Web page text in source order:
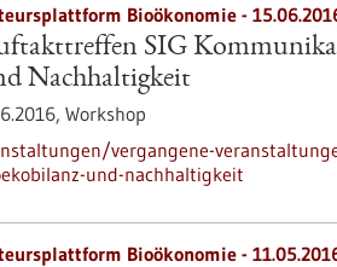
Bioökonomie -
SIG
Nachhaltigkeit
Workshop
vergangene-
und-nachhaltigkeit
Bioökonomie -